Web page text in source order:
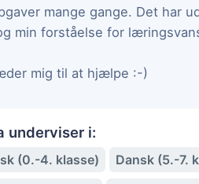
mange gange. Det har
min forståelse for
mig til at hjælpe :-)
underviser i:
(0.-4. klasse) Dansk (5.-7.